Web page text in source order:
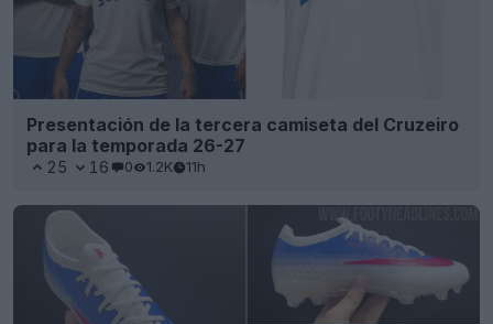
Presentación de la tercera camiseta del Cruzeiro
para la temporada 26-27
25 16 0 1.2K 11h